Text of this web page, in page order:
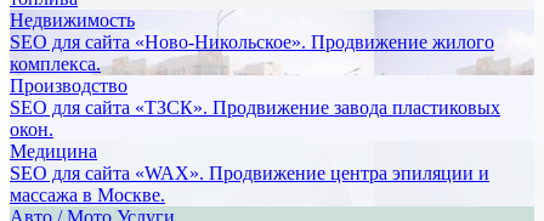
Недвижимость
SEO для сайта «Ново-Никольское». Продвижение жилого
комплекса.
Производство
SEO для сайта «ТЗСК». Продвижение завода пластиковых
окон.
Медицина
SEO для сайта «WAX». Продвижение центра эпиляции и
массажа в Москве.